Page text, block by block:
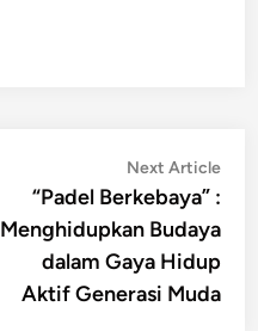
Next Article
“Padel Berkebaya” :
Menghidupkan Budaya
dalam Gaya Hidup
Aktif Generasi Muda